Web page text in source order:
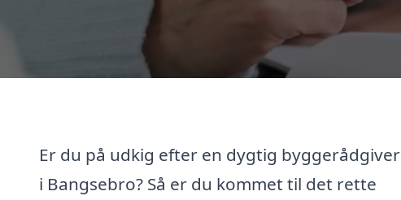
Er du på udkig efter en dygtig byggerådgiver
i Bangsebro? Så er du kommet til det rette